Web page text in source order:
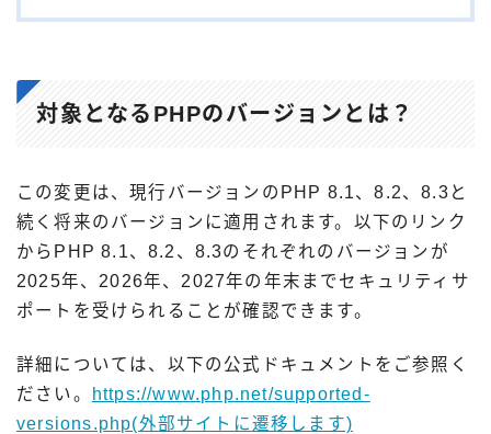
対象となるPHPのバージョンとは？
この変更は、現行バージョンのPHP 8.1、8.2、8.3と
続く将来のバージョンに適用されます。以下のリンク
からPHP 8.1、8.2、8.3のそれぞれのバージョンが
2025年、2026年、2027年の年末までセキュリティサ
ポートを受けられることが確認できます。
詳細については、以下の公式ドキュメントをご参照く
ださい。
https://www.php.net/supported-
versions.php(外部サイトに遷移します)